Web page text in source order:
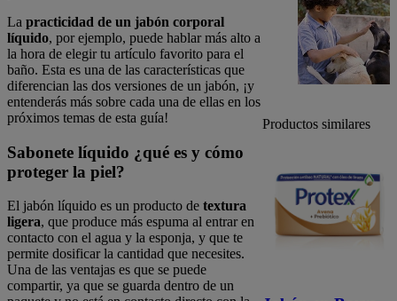
La practicidad de un jabón corporal
líquido, por ejemplo, puede hablar más alto a
la hora de elegir tu artículo favorito para el
baño. Esta es una de las características que
diferencian las dos versiones de un jabón, ¡y
entenderás más sobre cada una de ellas en los
próximos temas de esta guía!
Sabonete líquido ¿qué es y cómo
proteger la piel?
El jabón líquido es un producto de textura
ligera, que produce más espuma al entrar en
contacto con el agua y la esponja, y que te
permite dosificar la cantidad que necesites.
Una de las ventajas es que se puede
compartir, ya que se guarda dentro de un
Productos similares